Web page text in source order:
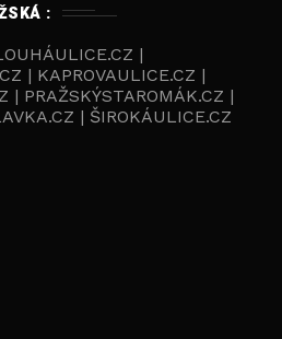
:
|
| KAPROVAULICE.CZ |
| PRAŽSKÝSTAROMÁK.CZ |
| ŠIROKÁULICE.CZ